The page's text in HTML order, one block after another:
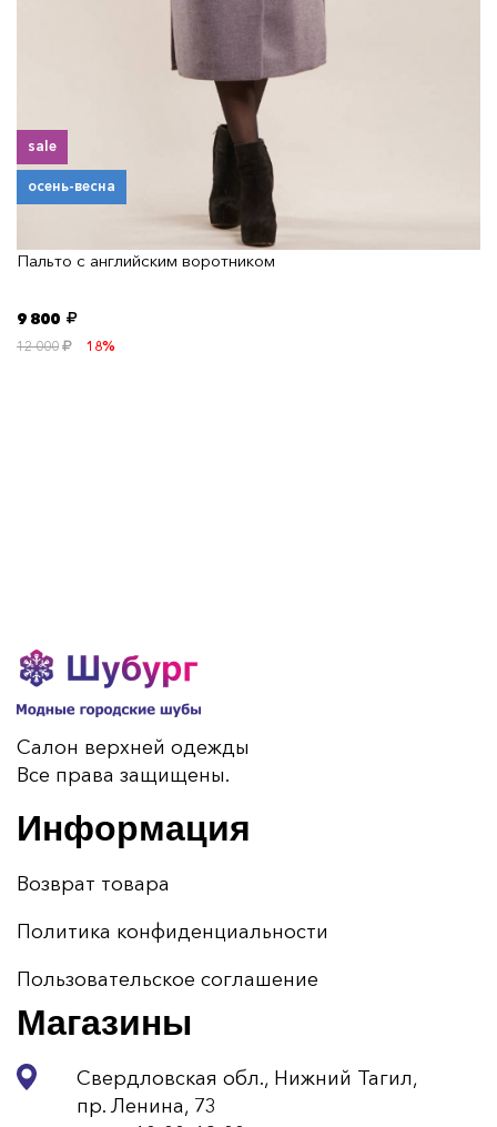
sale
осень-весна
Пальто с английским воротником
9 800
12 000 18%
Салон верхней одежды
Все права защищены.
Информация
Возврат товара
Политика конфиденциальности
Пользовательское соглашение
Магазины
Свердловская обл., Нижний Тагил,
пр. Ленина, 73